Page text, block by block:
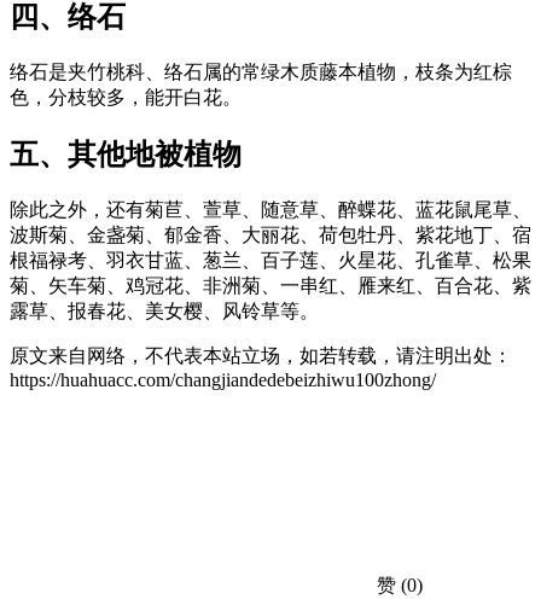
四、络石
络石是夹竹桃科、络石属的常绿木质藤本植物，枝条为红棕
色，分枝较多，能开白花。
五、其他地被植物
除此之外，还有菊苣、萱草、随意草、醉蝶花、蓝花鼠尾草、
波斯菊、金盏菊、郁金香、大丽花、荷包牡丹、紫花地丁、宿
根福禄考、羽衣甘蓝、葱兰、百子莲、火星花、孔雀草、松果
菊、矢车菊、鸡冠花、非洲菊、一串红、雁来红、百合花、紫
露草、报春花、美女樱、风铃草等。
原文来自网络，不代表本站立场，如若转载，请注明出处：
https://huahuacc.com/changjiandedebeizhiwu100zhong/
赞 (0)